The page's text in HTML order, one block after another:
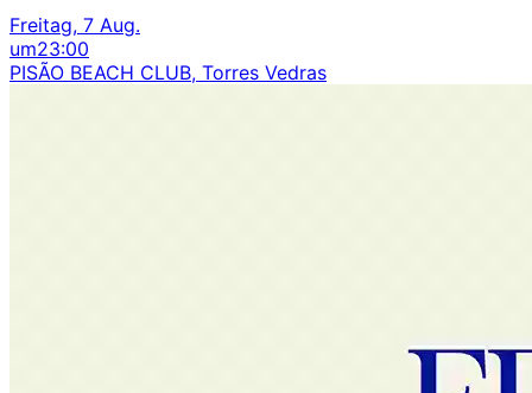
Freitag, 7 Aug.
um23:00
PISÃO BEACH CLUB, Torres Vedras